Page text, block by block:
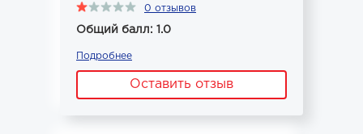
0 отзывов
Общий балл: 1.0
Подробнее
Оставить отзыв